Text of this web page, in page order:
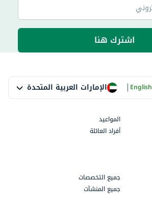
اشترك هنا
الإمارات العربية المتحدة |English
المواعيد
أفراد العائلة
جميع التخصصات
جميع المنشآت